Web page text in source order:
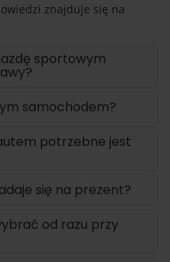
znajduje się na
sportowym
samochodem?
potrzebne jest
się na prezent?
od razu przy